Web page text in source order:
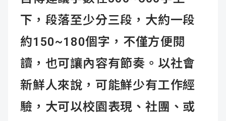
下，段落至少分三段，大約一段
約150~180個字，不僅方便閱
讀，也可讓內容有節奏。以社會
新鮮人來說，可能鮮少有工作經
驗，大可以校園表現、社團、或